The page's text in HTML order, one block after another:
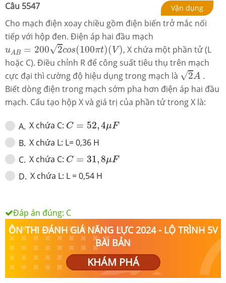
Câu 5547 Vận dụng
Cho mạch điện xoay chiều gồm điện biến trở mắc nối
tiếp với hộp đen. Điện áp hai đầu mạch
uAB = 200√2cos(100πt)( V)
uAB=2002 cos( 100πt)(V)
, X chứa một phần tử (L
hoặc C). Điều chỉnh R để công suất tiêu thụ trên mạch
cực đại thì cường độ hiệu dụng trong mạch là √2A
2A
.
Biết dòng điện trong mạch sớm pha hơn điện áp hai đầu
mạch. Cấu tạo hộp X và giá trị của phần tử trong X là:
A. X chứa C: C = 52,4μF
C= 52,4 μF
B. X chứa L: L= 0,36 H
C. X chứa C: C = 31,8μF
C= 31,8 μF
D. X chứa L: L = 0,54 H
Đáp án đúng: C
ÔN THI ĐÁNH GIÁ NĂNG LỰC 2024 - LỘ TRÌNH 5V
BÀI BẢN
KHÁM PHÁ